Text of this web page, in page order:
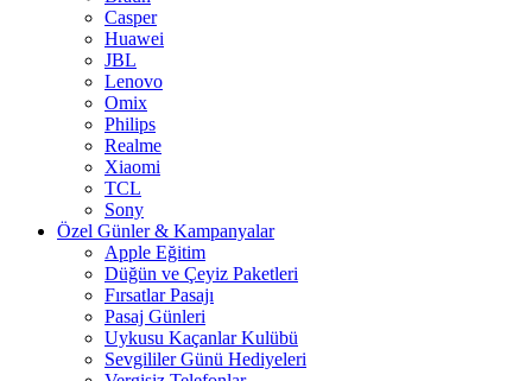
Casper
Huawei
JBL
Lenovo
Omix
Philips
Realme
Xiaomi
TCL
Sony
Özel Günler & Kampanyalar
Apple Eğitim
Düğün ve Çeyiz Paketleri
Fırsatlar Pasajı
Pasaj Günleri
Uykusu Kaçanlar Kulübü
Sevgililer Günü Hediyeleri